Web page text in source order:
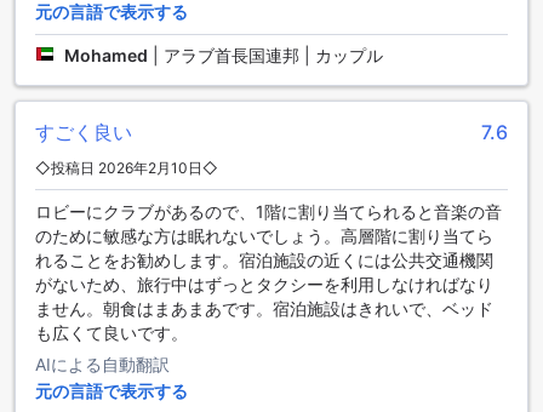
便利な交通施設が充実したガルフ イン ホテル アル ナスル
ガルフ イン ホテル アル ナスルは、お客様の快適な滞在をサ
まず、空港送迎サービスがあり、忙しい旅行者にとって便利
です。また、ツアーの手配も可能で、ドバイの魅力的な観光
スポットを簡単に巡ることができます。
さらに、タクシーサービスやチケットサービスもご利用いた
だけます。タクシーサービスは、目的地までのスムーズな移
動をサポートし、ドバイの街を自由に探索するのに便利で
す。チケットサービスでは、各種イベントやアクティビティ
のチケットを手配することができます。
また、ガルフ イン ホテル アル ナスルでは、セルフパーキン
グもご利用いただけます。車でお越しのお客様にとって便利
な駐車場がありますが、駐車場利用には別途料金がかかりま
す。交通手段に制限を感じることなく、快適な滞在をお楽し
元の言語で表示する
Mohamed アラブ首長国連邦 | カップル
すごく良い 7.6
◇投稿日 2026年2月10日◇
ロビーにクラブがあるので、1階に割り当てられると音楽の音
のために敏感な方は眠れないでしょう。高層階に割り当てら
れることをお勧めします。宿泊施設の近くには公共交通機関
がないため、旅行中はずっとタクシーを利用しなければなり
ません。朝食はまあまあです。宿泊施設はきれいで、ベッド
も広くて良いです。
AIによる自動翻訳
元の言語で表示する